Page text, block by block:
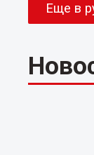
Еще в